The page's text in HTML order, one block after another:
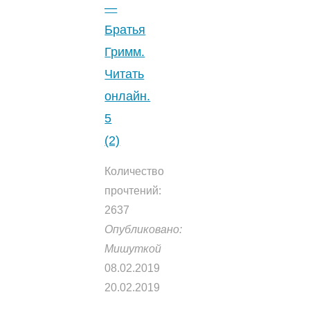
—
Братья
Гримм.
Читать
онлайн.
5
(2)
Количество
прочтений:
2637
Опубликовано:
Мишуткой
08.02.2019
20.02.2019